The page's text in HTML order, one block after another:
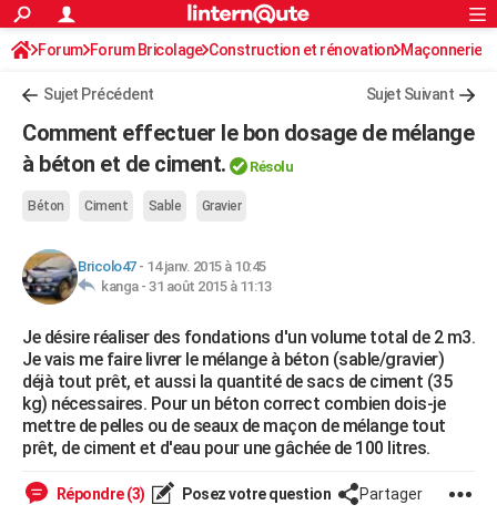
ACTUALITÉS
Politique
Société
Faits Divers
Education
Monde
Villes
+
Programme TV
TNTStreaming
Cinéma
Sorties cinéma
Musique
+FINANCE
Retraite
Impôts
Epargne
Immobilier
Risques naturels par ville
Banque
Assurance
Crédit
AUTO
Essais
Réserver un essai
Citadines
Berlines
SUV
Forum auto
HIGH-TECH
Mobiles
Meilleur smartphone
Internet
Ordinateurs
Jeux vidéo
Guide high-tech
+BRICOLAGE
Forum
Aménagement intérieur
Extérieur
Cuisine
Salle de bains
Jardinage
Rangement
WEEK-END
Guides de France
Escapades
Patrimoine
Expositions
Musées
Week-end nature
+LIFESTYLE
Art de vivre
Bien-être
Loisirs
Mode
Modes de vie
SANTE
VOYAGE
Rechercher
S'inscrire
Connexion
Forum Forum Bricolage Construction et rénovation Maçonnerie
Sujet Précédent Sujet Suivant
Comment effectuer le bon dosage de mélange
à béton et de ciment.
Résolu
Béton Ciment Sable Gravier
Bricolo47- 14 janv. 2015 à 10:45
kanga - 31 août 2015 à 11:13
Je désire réaliser des fondations d'un volume total de 2 m3.
Je vais me faire livrer le mélange à béton (sable/gravier)
déjà tout prêt, et aussi la quantité de sacs de ciment (35
kg) nécessaires. Pour un béton correct combien dois-je
mettre de pelles ou de seaux de maçon de mélange tout
prêt, de ciment et d'eau pour une gâchée de 100 litres.
Répondre (3) Posez votre question Partager